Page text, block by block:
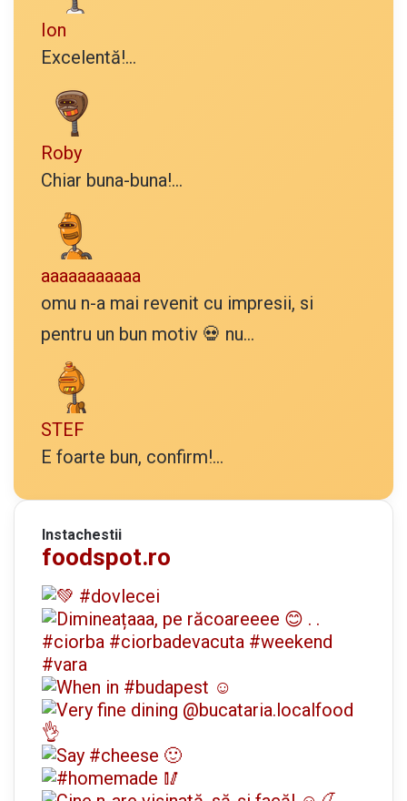
Ion
Excelentă!...
Roby
Chiar buna-buna!...
aaaaaaaaaaa
omu n-a mai revenit cu impresii, si
pentru un bun motiv 💀 nu...
STEF
E foarte bun, confirm!...
Instachestii
foodspot.ro